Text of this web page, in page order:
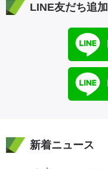
LINE友だち追加
新着ニュース